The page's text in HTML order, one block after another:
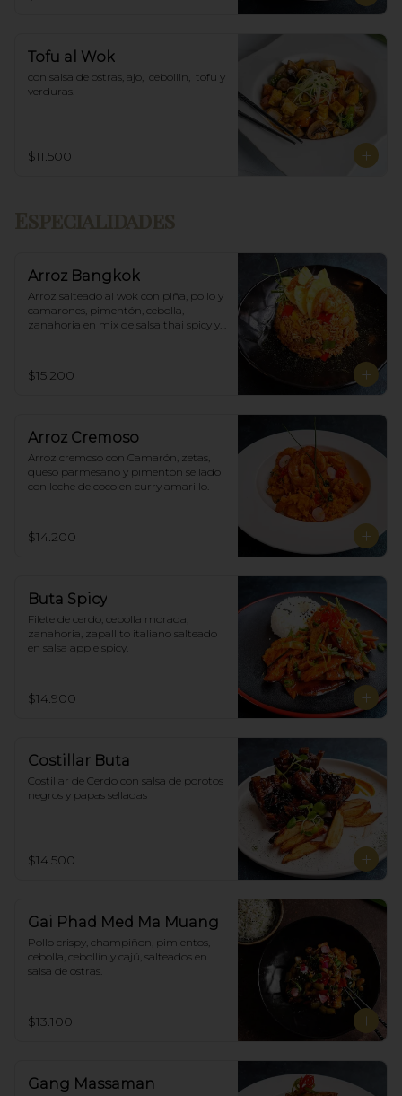
Tofu al Wok
con salsa de ostras, ajo,  cebollin,  tofu y
verduras.
$11.500
Arroz Bangkok
Arroz salteado al wok con piña, pollo y
camarones, pimentón, cebolla,
zanahoria en mix de salsa thai spicy y
$15.200
Arroz Cremoso
Arroz cremoso con Camarón, zetas,
queso parmesano y pimentón sellado
con leche de coco en curry amarillo.
$14.200
Buta Spicy
Filete de cerdo, cebolla morada,
zanahoria, zapallito italiano salteado
en salsa apple spicy.
$14.900
Costillar Buta
Costillar de Cerdo con salsa de porotos
negros y papas selladas
$14.500
Gai Phad Med Ma Muang
Pollo crispy, champiñon, pimientos,
cebolla, cebollín y cajú, salteados en
salsa de ostras.
$13.100
Gang Massaman